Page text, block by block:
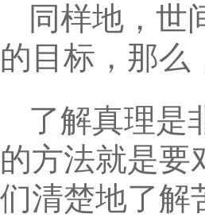
同样地，世
的目标，那么
了解真理是
的方法就是要
们清楚地了解